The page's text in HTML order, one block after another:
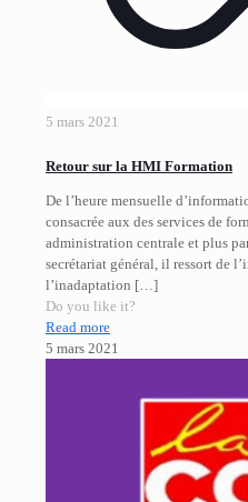
5 mars 2021
Retour sur la HMI Formation
De l’heure mensuelle
consacrée aux des services de
administration centrale et plus
secrétariat général, il ressort de
l’inadaptation […]
Do you like it?
Read more
5 mars 2021